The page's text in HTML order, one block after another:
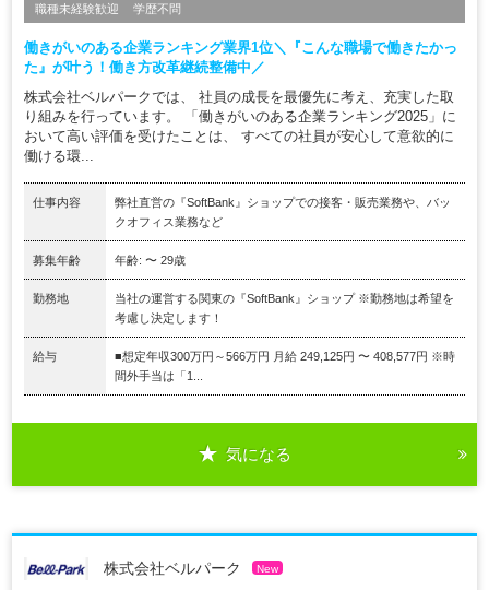
職種未経験歓迎
学歴不問
働きがいのある企業ランキング業界1位＼『こんな職場で働きたかっ
た』が叶う！働き方改革継続整備中／
株式会社ベルパークでは、 社員の成長を最優先に考え、充実した取
り組みを行っています。 「働きがいのある企業ランキング2025」に
おいて高い評価を受けたことは、 すべての社員が安心して意欲的に
働ける環...
仕事内容
弊社直営の『SoftBank』ショップでの接客・販売業務や、バッ
クオフィス業務など
募集年齢 年齢: 〜 29歳
勤務地
当社の運営する関東の『SoftBank』ショップ ※勤務地は希望を
考慮し決定します！
給与
■想定年収300万円～566万円 月給 249,125円 〜 408,577円 ※時
間外手当は「1...
気になる
株式会社ベルパーク New